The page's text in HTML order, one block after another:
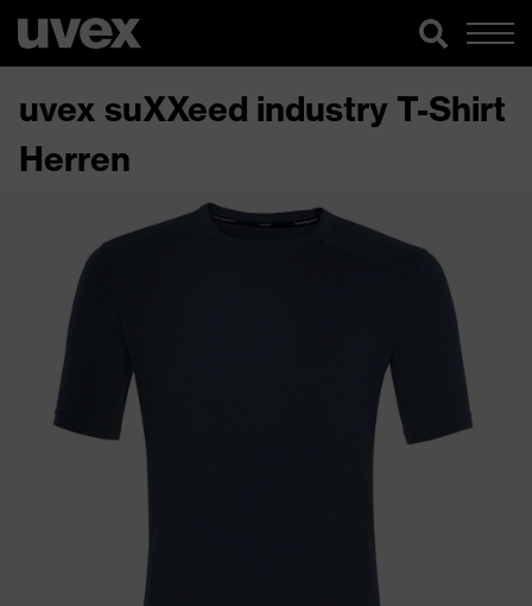
uvex suXXeed industry T-Shirt
Herren